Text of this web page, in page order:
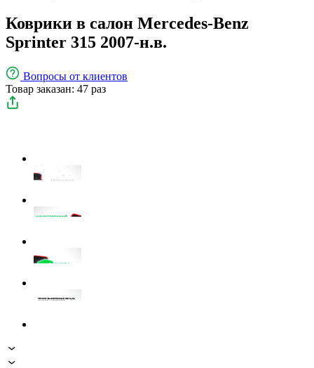
Коврики в салон Mercedes-Benz
Sprinter 315 2007-н.в.
Вопросы от клиентов
Товар заказан: 47 раз